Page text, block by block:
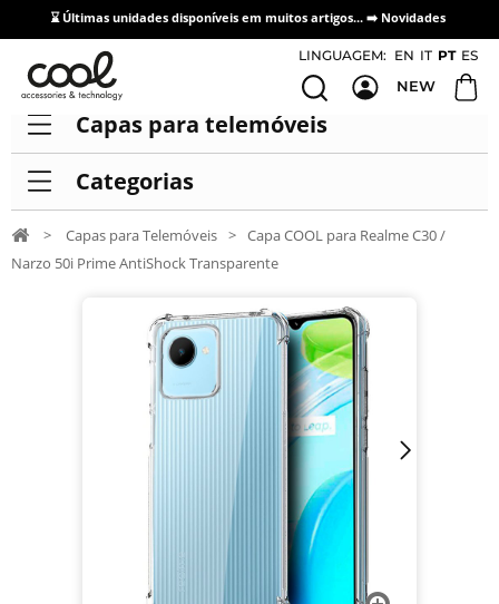
⌛ Últimas unidades disponíveis em muitos artigos... ➡️ Novidades
Acesso / Cadastro de Distribuidores
LINGUAGEM: EN IT PT ES
NEW
Capas para telemóveis
Categorias
> Capas para Telemóveis > Capa COOL para Realme C30 /
Narzo 50i Prime AntiShock Transparente